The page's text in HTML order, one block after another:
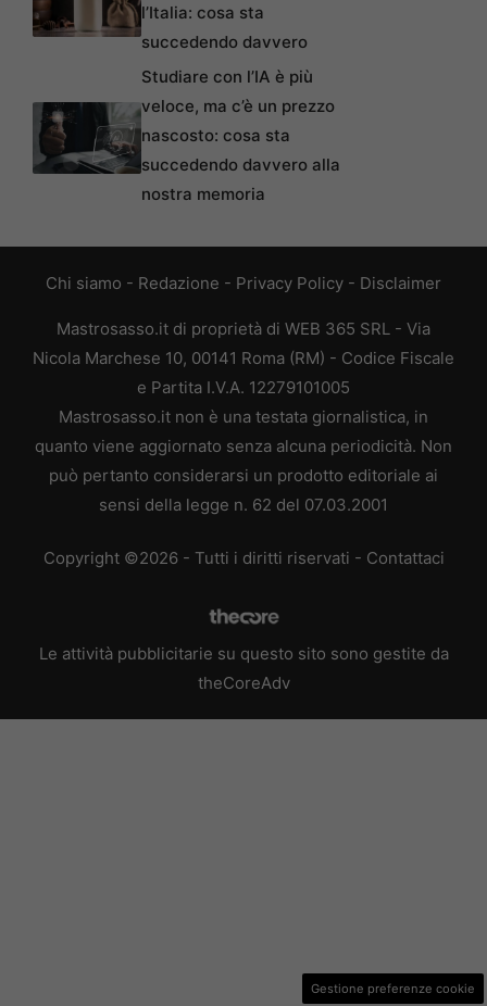
l’Italia: cosa sta
succedendo davvero
Studiare con l’IA è più
veloce, ma c’è un prezzo
nascosto: cosa sta
succedendo davvero alla
nostra memoria
Chi siamo - Redazione - Privacy Policy - Disclaimer
Mastrosasso.it di proprietà di WEB 365 SRL - Via
Nicola Marchese 10, 00141 Roma (RM) - Codice Fiscale
e Partita I.V.A. 12279101005
Mastrosasso.it non è una testata giornalistica, in
quanto viene aggiornato senza alcuna periodicità. Non
può pertanto considerarsi un prodotto editoriale ai
sensi della legge n. 62 del 07.03.2001
Copyright ©2026 - Tutti i diritti riservati - Contattaci
Le attività pubblicitarie su questo sito sono gestite da
theCoreAdv
Gestione preferenze cookie